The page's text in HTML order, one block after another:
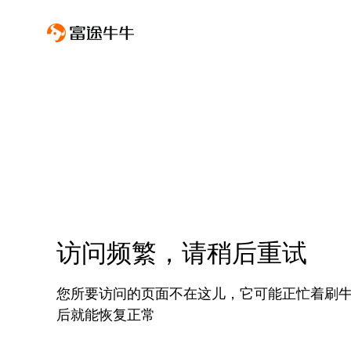
访问频繁，请稍后重试
您所要访问的页面不在这儿，它可能正忙着刷
后就能恢复正常